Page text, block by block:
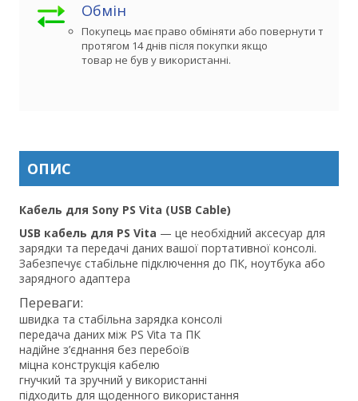
Обмін
Покупець має право обміняти або повернути товар
протягом 14 днів після покупки якщо
товар не був у використанні.
ОПИС
Кабель для Sony PS Vita (USB Cable)
USB кабель для PS Vita — це необхідний аксесуар для
зарядки та передачі даних вашої портативної консолі.
Забезпечує стабільне підключення до ПК, ноутбука або
зарядного адаптера
Переваги:
швидка та стабільна зарядка консолі
передача даних між PS Vita та ПК
надійне з’єднання без перебоїв
міцна конструкція кабелю
гнучкий та зручний у використанні
підходить для щоденного використання